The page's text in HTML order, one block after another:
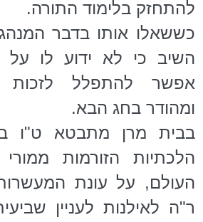
להתחזק בלימוד התורה.
כששאלו אותו בדבר
השיב כי לא ידוע לו
אפשר להתפלל לזכות
ומהודר בחג הבא.
בבית מרן מתבטא ט"ו
הלכתיות הזורמות
העולם, על עונת
ר"ה לאילנות לעניין